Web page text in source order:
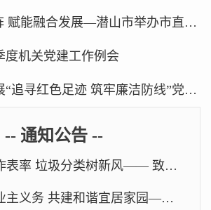
锻造“头雁”方阵 赋能融合发展—潜山市举办市直机关党组织书记培训班
度机关党建工作例会
安庆高新区开展“追寻红色足迹 筑牢廉洁防线”党风廉政教育活动
-- 通知公告 --
市直机关作表率 垃圾分类树新风—— 致市直机关党员干部职工的一封倡议书
主动履行业主义务 共建和谐宜居家园——致市直机关广大党员干部的倡议书